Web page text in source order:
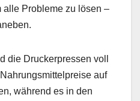
alle Probleme zu lösen –
die Druckerpressen voll
auf
während es in den